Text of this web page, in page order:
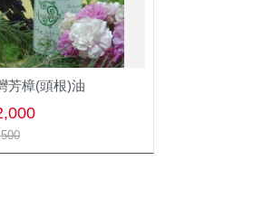
芳樟(頭根)油